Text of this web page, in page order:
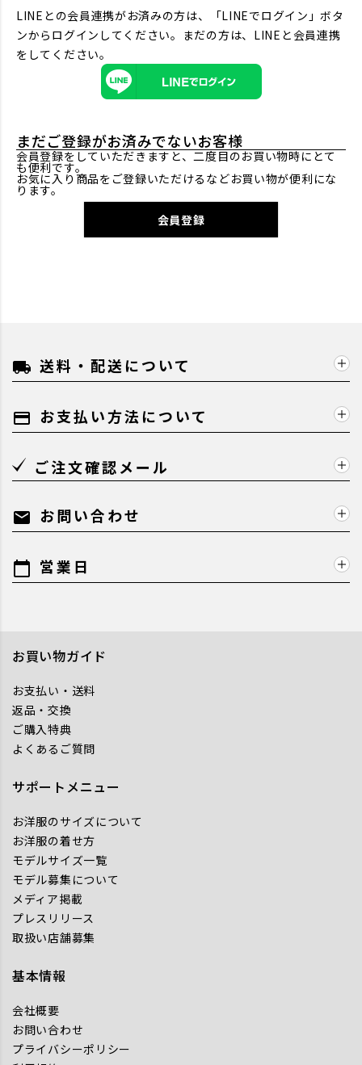
LINEとの会員連携がお済みの方は、「LINEでログイン」ボタ
ンからログインしてください。まだの方は、 LINEと会員連携
をしてください。
まだご登録がお済みでないお客様
会員登録をしていただきますと、二度目のお買い物時にとて
も便利です。
お気に入り商品をご登録いただけるなどお買い物が便利にな
ります。
会員登録
local_shipping 送料・配送について
payment お支払い方法について
ご注文確認メール
mail お問い合わせ
calendar_today 営業日
お買い物ガイド
お支払い・送料
返品・交換
ご購入特典
よくあるご質問
サポートメニュー
お洋服のサイズについて
お洋服の着せ方
モデルサイズ一覧
モデル募集について
メディア掲載
プレスリリース
取扱い店舗募集
基本情報
会社概要
お問い合わせ
プライバシーポリシー